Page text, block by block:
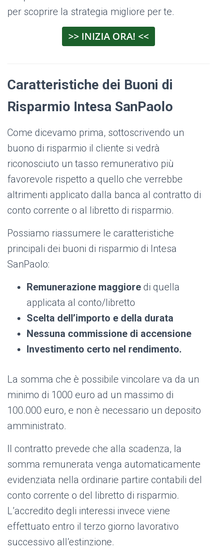
per scoprire la strategia migliore per te.
>> INIZIA ORA! <<
Caratteristiche dei Buoni di
Risparmio Intesa SanPaolo
Come dicevamo prima, sottoscrivendo un
buono di risparmio il cliente si vedrà
riconosciuto un tasso remunerativo più
favorevole rispetto a quello che verrebbe
altrimenti applicato dalla banca al contratto di
conto corrente o al libretto di risparmio.
Possiamo riassumere le caratteristiche
principali dei buoni di risparmio di Intesa
SanPaolo:
Remunerazione maggiore di quella
applicata al conto/libretto
Scelta dell’importo e della durata
Nessuna commissione di accensione
Investimento certo nel rendimento.
La somma che è possibile vincolare va da un
minimo di 1000 euro ad un massimo di
100.000 euro, e non è necessario un deposito
amministrato.
Il contratto prevede che alla scadenza, la
somma remunerata venga automaticamente
evidenziata nella ordinarie partire contabili del
conto corrente o del libretto di risparmio.
L’accredito degli interessi invece viene
effettuato entro il terzo giorno lavorativo
successivo all’estinzione.